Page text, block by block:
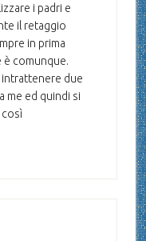
i padri e
il retaggio
in prima
è comunque.
intrattenere due
me ed quindi si
così